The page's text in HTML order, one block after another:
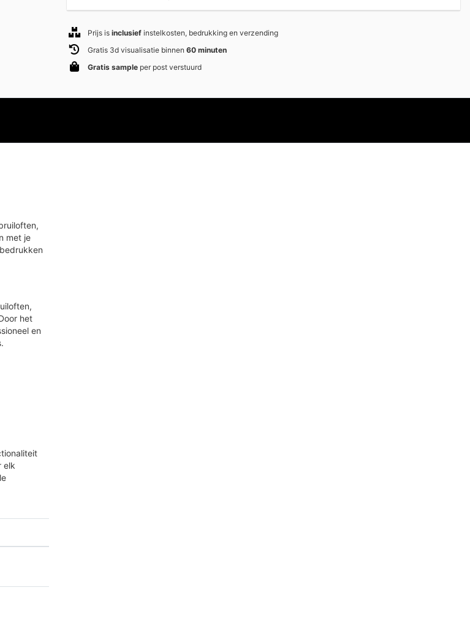
Prijs isinclusief instelkosten, bedrukking en verzending
Gratis 3d visualisatie binnen60 minuten
Gratis sample per post verstuurd
met je
het
en
elk